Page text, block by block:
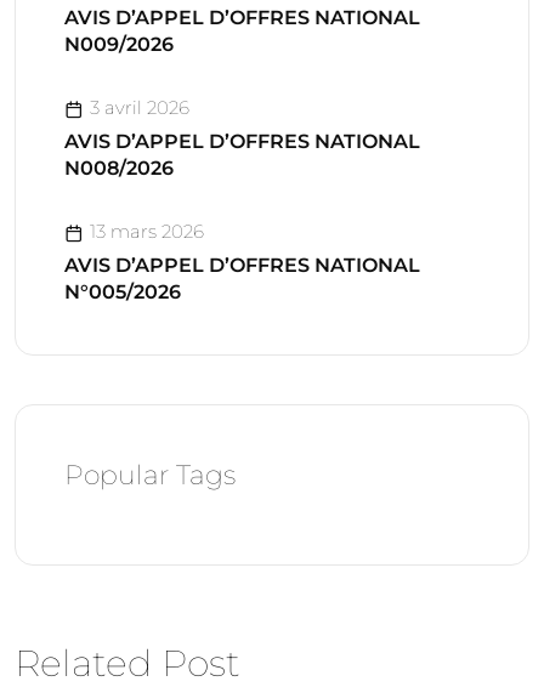
AVIS D’APPEL D’OFFRES NATIONAL
N009/2026
3 avril 2026
AVIS D’APPEL D’OFFRES NATIONAL
N008/2026
13 mars 2026
AVIS D’APPEL D’OFFRES NATIONAL
N°005/2026
Popular Tags
Related Post